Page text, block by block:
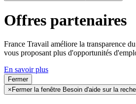
Offres partenaires
France Travail améliore la transparence
vous proposant plus d'opportunités
En savoir plus
Fermer
× Fermer la fenêtre Besoin d'aide sur la